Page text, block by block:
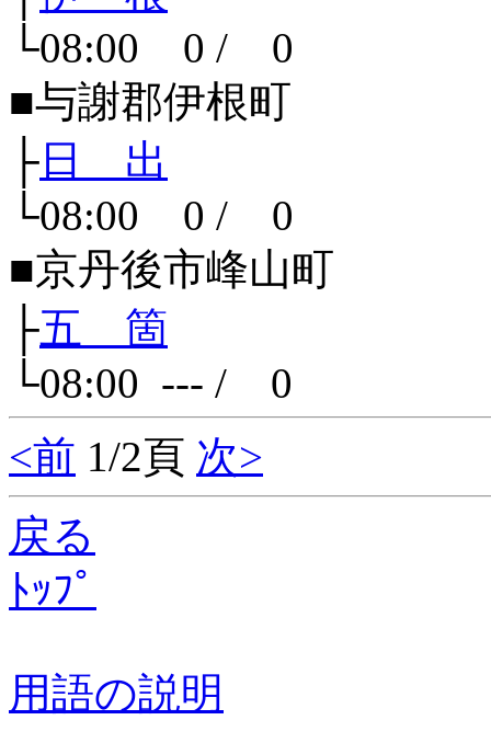
└08:00 0 / 0
■与謝郡伊根町
├ 日 出
└08:00 0 / 0
■京丹後市峰山町
├五 箇
└08:00 --- / 0
<前 1/2頁 次>
戻る
ﾄｯﾌﾟ
用語の説明